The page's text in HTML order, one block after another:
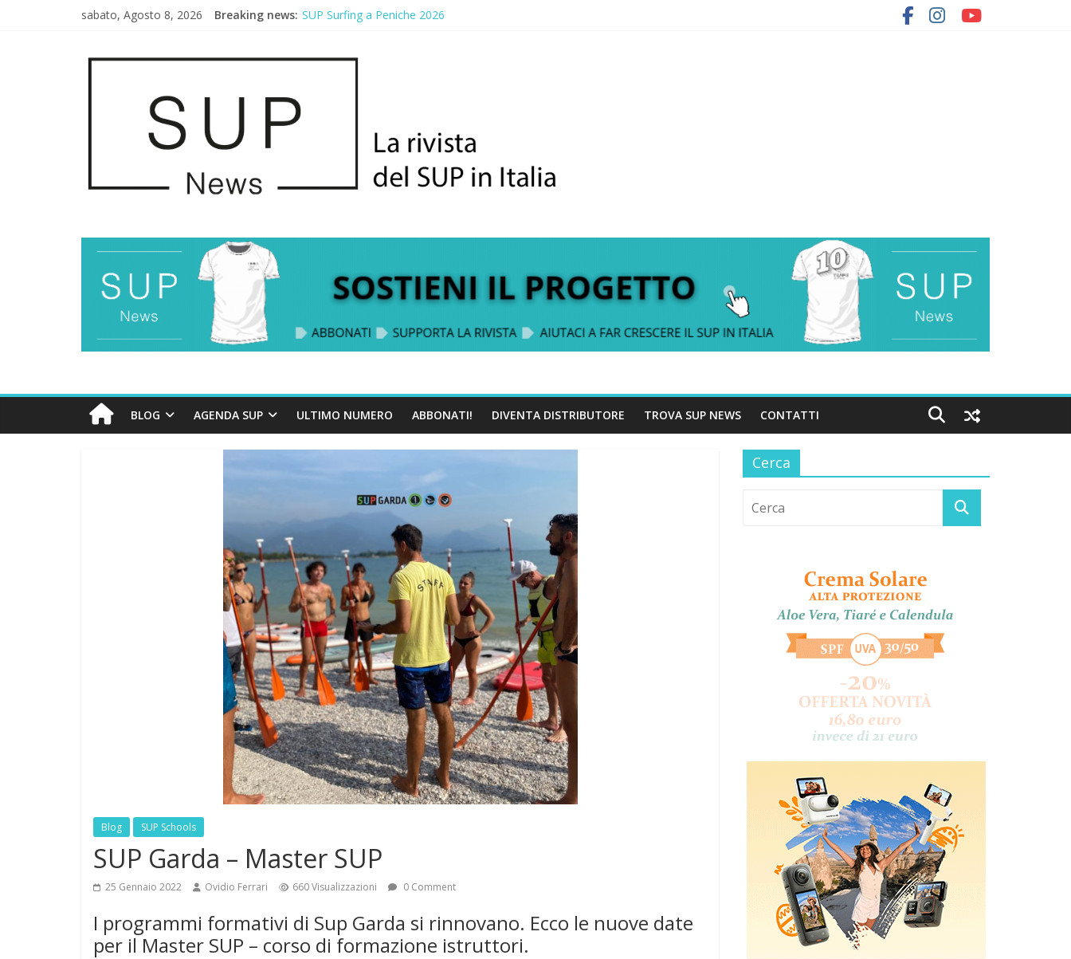
sabato, Agosto 8, 2026 Breaking news: SUP Surfing a Peniche 2026
BLOG AGENDA SUP ULTIMO NUMERO ABBONATI! DIVENTA DISTRIBUTORE TROVA SUP NEWS CONTATTI
Blog SUP Schools
SUP Garda – Master SUP
25 Gennaio 2022 Ovidio Ferrari 660 Visualizzazioni 0 Comment
I programmi formativi di Sup Garda si rinnovano. Ecco le nuove date
per il Master SUP – corso di formazione istruttori.
Cerca